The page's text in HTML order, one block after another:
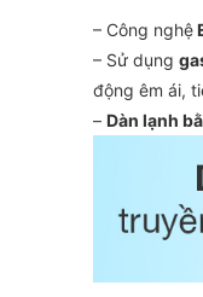
– Công nghệ
– Sử dụng
động êm ái,
– Dàn lạnh